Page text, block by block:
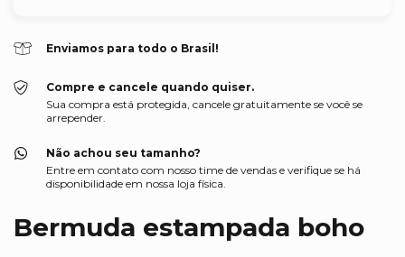
Enviamos para todo o Brasil!
Compre e cancele quando quiser.
Sua compra está protegida, cancele gratuitamente se você se
arrepender.
Não achou seu tamanho?
Entre em contato com nosso time de vendas e verifique se há
disponibilidade em nossa loja física.
Bermuda estampada boho